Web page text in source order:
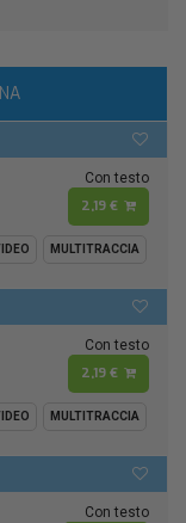
Con testo
2,19 €
MULTITRACCIA
Con testo
2,19 €
MULTITRACCIA
Con testo